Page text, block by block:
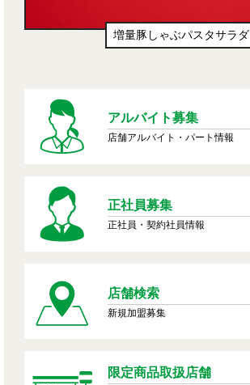
増量豚しゃぶパスタサラダ
アルバイト募集
店舗アルバイト・パート情報
正社員募集
正社員・契約社員情報
店舗検索
新規加盟募集
限定商品取扱店舗